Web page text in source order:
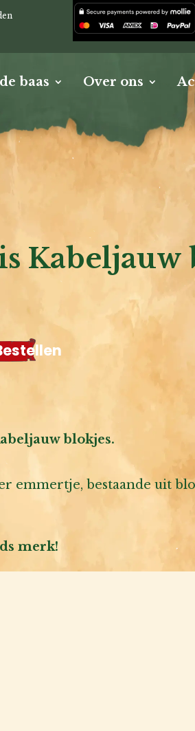
baas Over ons
Kabeljauw
blokjes.
emmertje, bestaande uit
merk!